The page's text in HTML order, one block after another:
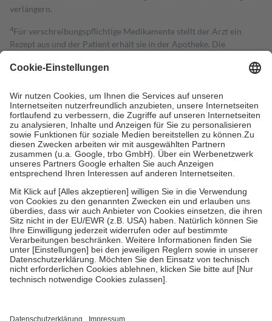
verlängern.
4Für verschreibungspflichtige Medikamente stellt der Arzt ein
Rezept aus und der Patient erhält sie in der Apotheke. Die
Kosten dafür, der Versicherte trägt einen Teil davon als Zuzahlung
Grundsätzlich leisten Mitglieder Zuzahlungen in Höhe von zehn
Prozent des Abgabepreises,mindestensjedochfünf Euround
höchstens zehn Euro.Es sind jedoch nie mehr als die tatsächlichen
Kosten der Leistung zu entrichten.
Diese Regeln gelten grundsätzlich auch für Online-Apotheken.
Bei Heilmitteln und häuslicher Krankenpflege beträgt die
Zuzahlung zehn Prozent der Kosten sowie zehn Euro je
Um das Engagement der Versicherten für ihre eigene Gesundheit zu
stärken und die besondere Stellung der Familie zu unterstützen,
fallenkeine Zuzahlungen an bei:
• Kindern und Jugendlichen bis zum vollendeten 18. Lebensjahr
mit Ausnahme der Fahrkosten
• Untersuchungen zur Vorsorge und Früherkennung, die von der
GKV getragen werden
• empfohlenen Schutzimpfungen